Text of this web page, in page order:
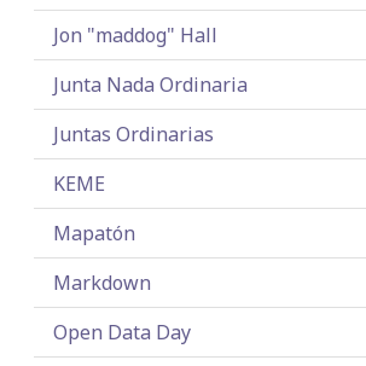
Jon "maddog" Hall
Junta Nada Ordinaria
Juntas Ordinarias
KEME
Mapatón
Markdown
Open Data Day